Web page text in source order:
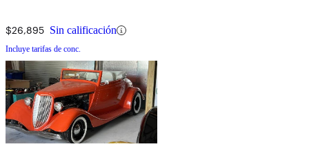
$26,895 Sin calificación
Incluye tarifas de conc.